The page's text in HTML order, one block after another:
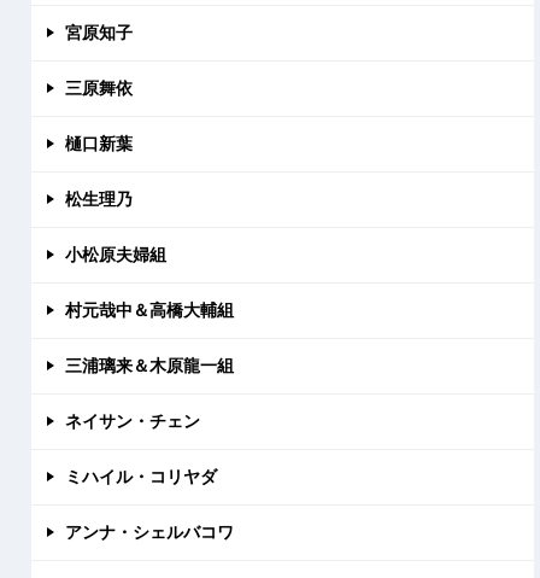
宮原知子
三原舞依
樋口新葉
松生理乃
小松原夫婦組
村元哉中＆高橋大輔組
三浦璃来＆木原龍一組
ネイサン・チェン
ミハイル・コリヤダ
アンナ・シェルバコワ